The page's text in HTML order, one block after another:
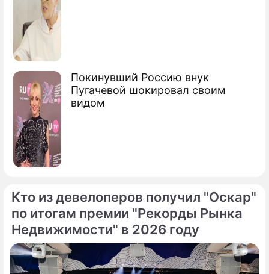
Покинувший Россию внук
Пугачевой шокировал своим
видом
Кто из девелоперов получил "Оскар"
по итогам премии "Рекорды Рынка
Недвижимости" в 2026 году